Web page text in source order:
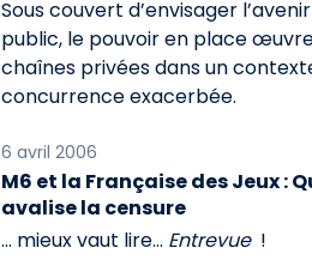
Sous couvert d’envisager
public, le pouvoir en place
chaînes privées dans un
concurrence exacerbée.
6 avril 2006
M6 et la Française des Jeux :
avalise la censure
... mieux vaut lire... Entrevue !